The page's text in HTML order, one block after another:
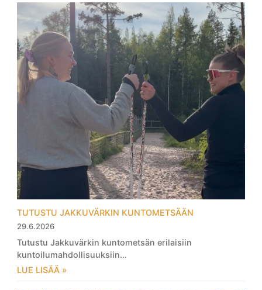
TUTUSTU JAKKUVÄRKIN KUNTOMETSÄÄN
29.6.2026
Tutustu Jakkuvärkin kuntometsän erilaisiin
kuntoilumahdollisuuksiin…
LUE LISÄÄ »